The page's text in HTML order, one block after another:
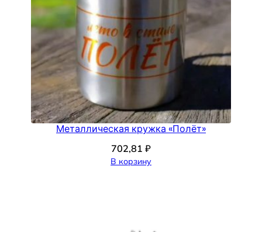
Металлическая кружка «Полёт»
702,81 ₽
В корзину